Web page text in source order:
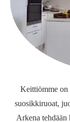
Keittiömme on
suosikkiruoat,
Arkena tehdään